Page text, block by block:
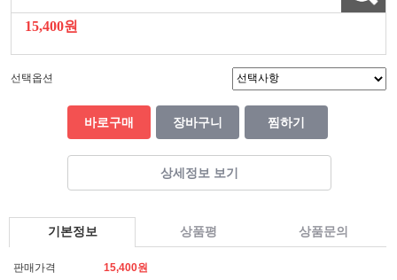
15,400원
선택옵션
바로구매 장바구니 찜하기
상세정보 보기
기본정보 상품평 상품문의
판매가격
15,400원